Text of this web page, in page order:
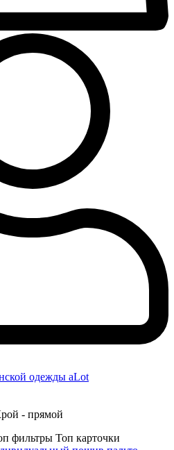
одежды aLot
- прямой
фильтры Топ карточки